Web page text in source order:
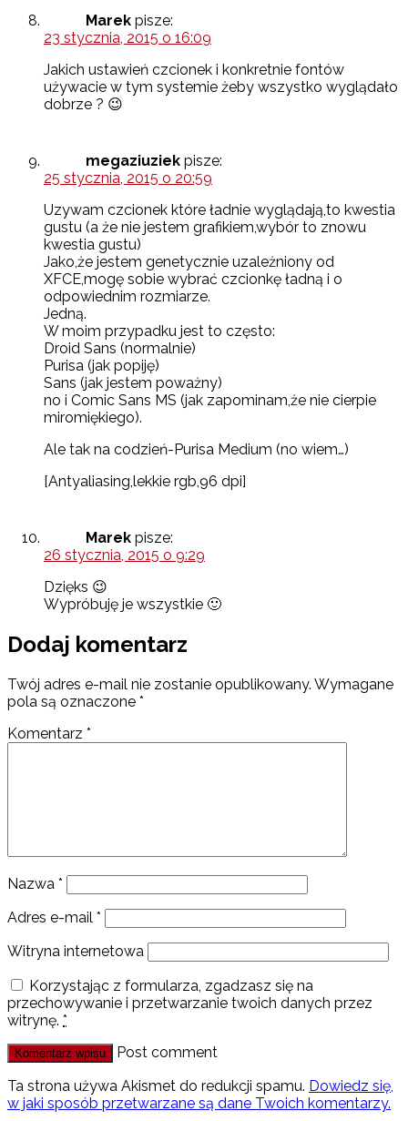
Marek pisze:
23 stycznia, 2015 o 16:09
Jakich ustawień czcionek i konkretnie fontów
używacie w tym systemie żeby wszystko wyglądało
dobrze ? 😉
megaziuziek pisze:
25 stycznia, 2015 o 20:59
Uzywam czcionek które ładnie wyglądają,to kwestia
gustu (a że nie jestem grafikiem,wybór to znowu
kwestia gustu)
Jako,że jestem genetycznie uzależniony od
XFCE,mogę sobie wybrać czcionkę ładną i o
odpowiednim rozmiarze.
Jedną.
W moim przypadku jest to często:
Droid Sans (normalnie)
Purisa (jak popiję)
Sans (jak jestem poważny)
no i Comic Sans MS (jak zapominam,że nie cierpie
miromiękiego).
Ale tak na codzień-Purisa Medium (no wiem…)
[Antyaliasing,lekkie rgb,96 dpi]
Marek pisze:
26 stycznia, 2015 o 9:29
Dzięks 😉
Wypróbuję je wszystkie 🙂
Dodaj komentarz
Twój adres e-mail nie zostanie opublikowany. Wymagane
pola są oznaczone *
Komentarz *
Nazwa *
Adres e-mail *
Witryna internetowa
Korzystając z formularza, zgadzasz się na
przechowywanie i przetwarzanie twoich danych przez
witrynę. *
Post comment
Ta strona używa Akismet do redukcji spamu. Dowiedz się,
w jaki sposób przetwarzane są dane Twoich komentarzy.